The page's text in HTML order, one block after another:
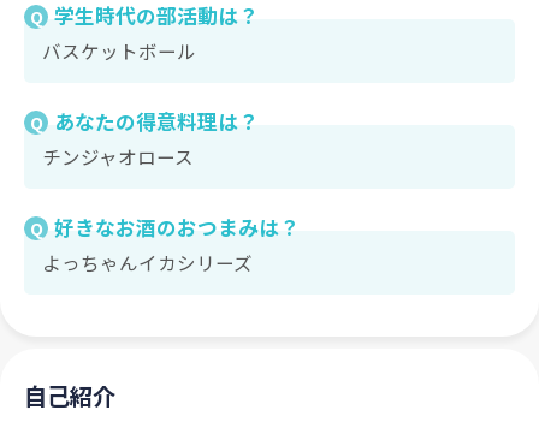
Q 学生時代の部活動は？
バスケットボール
Q あなたの得意料理は？
チンジャオロース
Q 好きなお酒のおつまみは？
よっちゃんイカシリーズ
自己紹介